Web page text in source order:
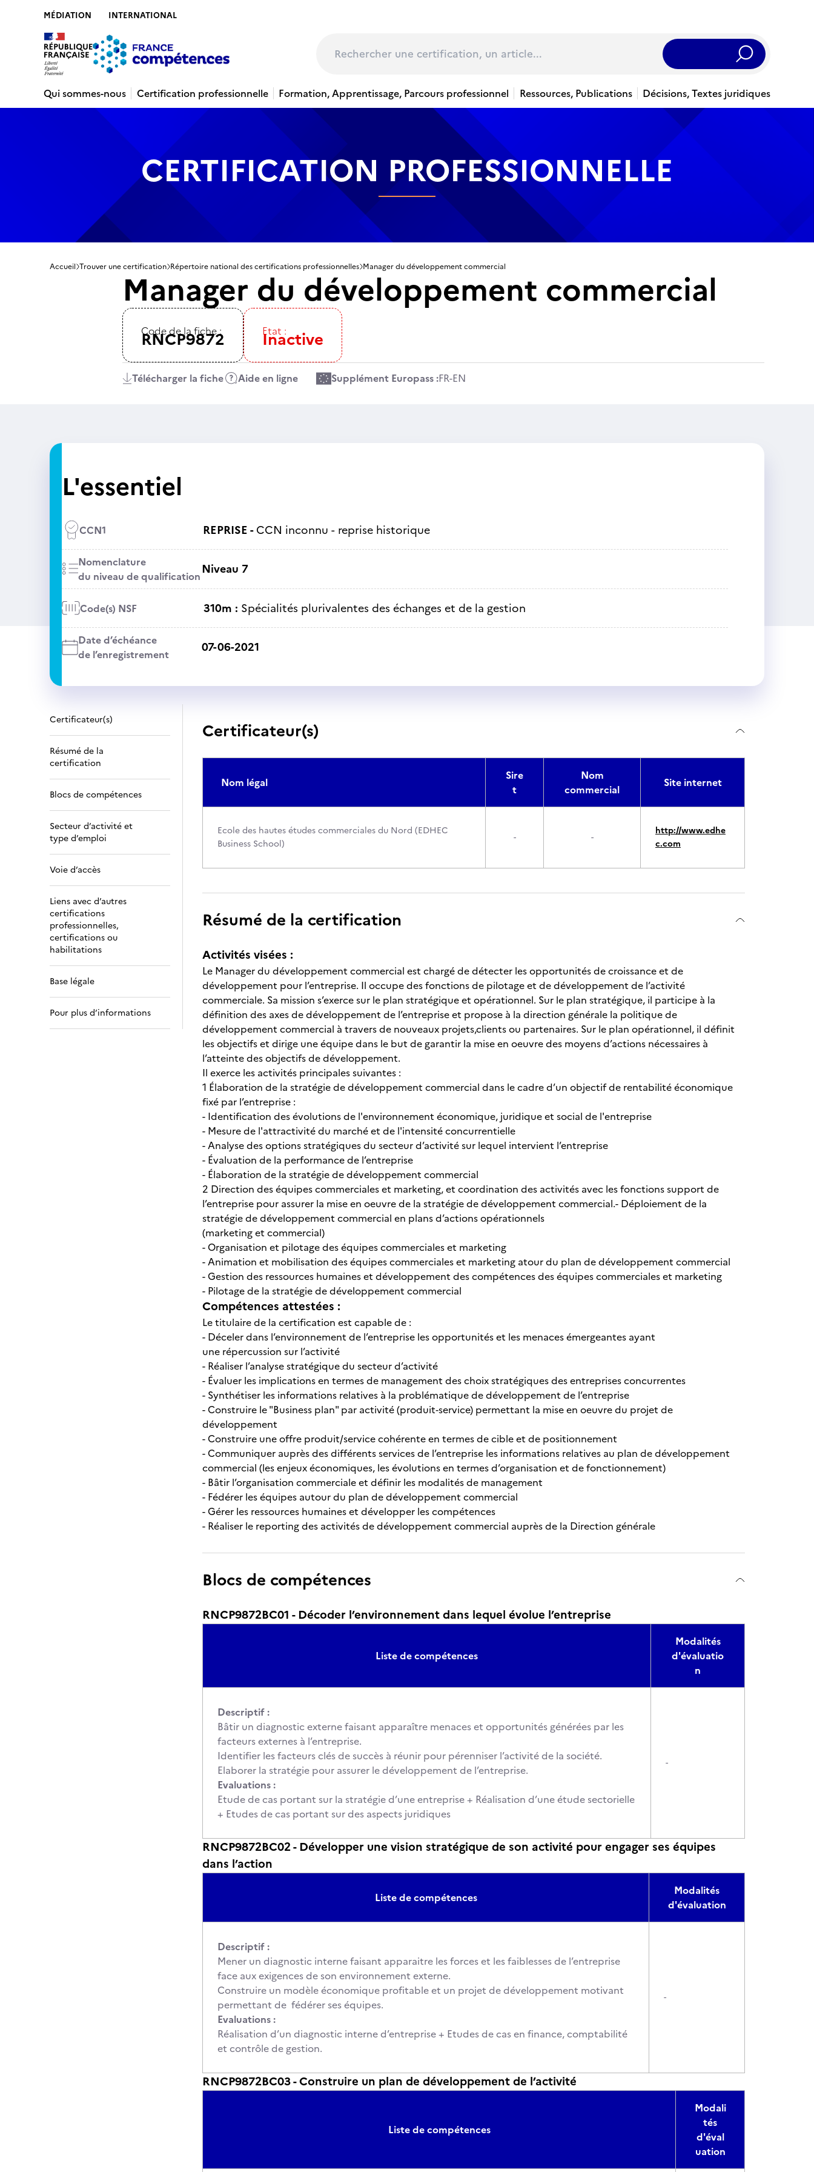
MÉDIATION INTERNATIONAL
Rechercher
Qui sommes-nous
Certification professionnelle Formation, Apprentissage, Parcours professionnel Ressources, Publications Décisions, Textes juridiques
CERTIFICATION PROFESSIONNELLE
Accueil Trouver une certification Répertoire national des certifications professionnelles Manager du développement commercial
Manager du développement commercial
Code de la fiche :
RNCP9872 Etat :
Inactive
Télécharger la fiche Aide en ligne Supplément Europass :FR-EN
L'essentiel
CCN1 REPRISE -CCN inconnu - reprise historique
Nomenclature
du niveau de qualificationNiveau 7
Code(s) NSF 310m : Spécialités plurivalentes des échanges et de la gestion
Date d’échéance
de l’enregistrement
07-06-2021
Certificateur(s)
Résumé de la
certification
Blocs de compétences
Secteur d’activité et
type d’emploi
Voie d’accès
Liens avec d’autres
certifications
professionnelles,
certifications ou
habilitations
Base légale
Pour plus d’informations
Certificateur(s)
Nom légal
Sire
t
Nom
commercial
Site internet
Ecole des hautes études commerciales du Nord (EDHEC
Business School)
- -
http://www.edhe
c.com
Résumé de la certification
Activités visées :
Le Manager du développement commercial est chargé de détecter les opportunités de croissance et de
développement pour l’entreprise. Il occupe des fonctions de pilotage et de développement de l’activité
commerciale. Sa mission s’exerce sur le plan stratégique et opérationnel. Sur le plan stratégique, il participe à la
définition des axes de développement de l’entreprise et propose à la direction générale la politique de
développement commercial à travers de nouveaux projets,clients ou partenaires. Sur le plan opérationnel, il définit
les objectifs et dirige une équipe dans le but de garantir la mise en oeuvre des moyens d’actions nécessaires à
l’atteinte des objectifs de développement.
Il exerce les activités principales suivantes :
1 Élaboration de la stratégie de développement commercial dans le cadre d’un objectif de rentabilité économique
fixé par l’entreprise :
- Identification des évolutions de l'environnement économique, juridique et social de l'entreprise
- Mesure de l'attractivité du marché et de l'intensité concurrentielle
- Analyse des options stratégiques du secteur d’activité sur lequel intervient l’entreprise
- Évaluation de la performance de l’entreprise
- Élaboration de la stratégie de développement commercial
2 Direction des équipes commerciales et marketing, et coordination des activités avec les fonctions support de
l’entreprise pour assurer la mise en oeuvre de la stratégie de développement commercial.- Déploiement de la
stratégie de développement commercial en plans d’actions opérationnels
(marketing et commercial)
- Organisation et pilotage des équipes commerciales et marketing
- Animation et mobilisation des équipes commerciales et marketing atour du plan de développement commercial
- Gestion des ressources humaines et développement des compétences des équipes commerciales et marketing
- Pilotage de la stratégie de développement commercial
Compétences attestées :
Le titulaire de la certification est capable de :
- Déceler dans l’environnement de l’entreprise les opportunités et les menaces émergeantes ayant
une répercussion sur l’activité
- Réaliser l’analyse stratégique du secteur d’activité
- Évaluer les implications en termes de management des choix stratégiques des entreprises concurrentes
- Synthétiser les informations relatives à la problématique de développement de l’entreprise
- Construire le "Business plan" par activité (produit‐service) permettant la mise en oeuvre du projet de
développement
- Construire une offre produit/service cohérente en termes de cible et de positionnement
- Communiquer auprès des différents services de l’entreprise les informations relatives au plan de développement
commercial (les enjeux économiques, les évolutions en termes d’organisation et de fonctionnement)
- Bâtir l’organisation commerciale et définir les modalités de management
- Fédérer les équipes autour du plan de développement commercial
- Gérer les ressources humaines et développer les compétences
- Réaliser le reporting des activités de développement commercial auprès de la Direction générale
Blocs de compétences
RNCP9872BC01 - Décoder l’environnement dans lequel évolue l’entreprise
Liste de compétences
Modalités
d'évaluatio
n
Descriptif :
Bâtir un diagnostic externe faisant apparaître menaces et opportunités générées par les
facteurs externes à l’entreprise.
Identifier les facteurs clés de succès à réunir pour pérenniser l’activité de la société.
Elaborer la stratégie pour assurer le développement de l’entreprise.
Evaluations :
Etude de cas portant sur la stratégie d’une entreprise + Réalisation d’une étude sectorielle
+ Etudes de cas portant sur des aspects juridiques
-
RNCP9872BC02 - Développer une vision stratégique de son activité pour engager ses équipes
dans l’action
Liste de compétences
Modalités
d'évaluation
Descriptif :
Mener un diagnostic interne faisant apparaitre les forces et les faiblesses de l’entreprise
face aux exigences de son environnement externe.
Construire un modèle économique profitable et un projet de développement motivant
permettant de fédérer ses équipes.
Evaluations :
Réalisation d’un diagnostic interne d’entreprise + Etudes de cas en finance, comptabilité
et contrôle de gestion.
-
RNCP9872BC03 - Construire un plan de développement de l’activité
Liste de compétences
Modali
tés
d'éval
uation